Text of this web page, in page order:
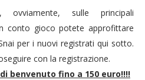
ovviamente, sulle principali
conto gioco potete approfittare
per i nuovi registrati qui sotto.
con la registrazione.
benvenuto fino a 150 euro!!!!